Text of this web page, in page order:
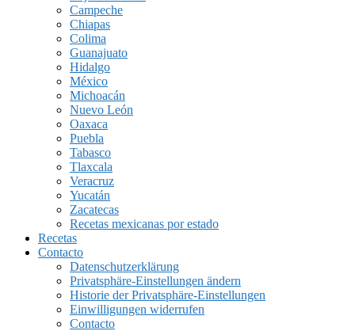
Campeche
Chiapas
Colima
Guanajuato
Hidalgo
México
Michoacán
Nuevo León
Oaxaca
Puebla
Tabasco
Tlaxcala
Veracruz
Yucatán
Zacatecas
Recetas mexicanas por estado
Recetas
Contacto
Datenschutzerklärung
Privatsphäre-Einstellungen ändern
Historie der Privatsphäre-Einstellungen
Einwilligungen widerrufen
Contacto